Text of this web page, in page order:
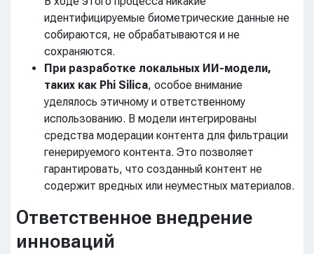
идентифицируемые биометрические данные не
собираются, не обрабатываются и не
сохраняются.
При разработке локальных ИИ-модели,
таких как Phi Silica, особое внимание
уделялось этичному и ответственному
использованию. В модели интегрированы
средства модерации контента для фильтрации
генерируемого контента. Это позволяет
гарантировать, что созданный контент не
содержит вредных или неуместных материалов.
Ответственное внедрение
инноваций